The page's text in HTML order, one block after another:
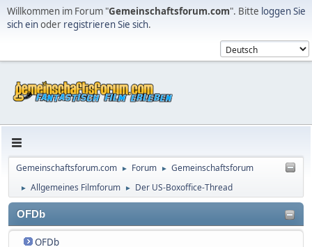
Willkommen im Forum "Gemeinschaftsforum.com". Bitte loggen Sie
sich einoder registrieren Sie sich.
Gemeinschaftsforum.com ► Forum ► Gemeinschaftsforum
► Allgemeines Filmforum ► Der US-Boxoffice-Thread
OFDb
OFDb